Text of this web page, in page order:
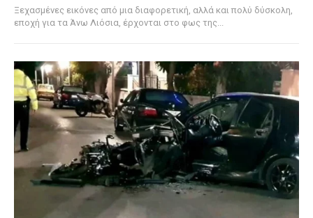
Ξεχασμένες εικόνες από μια διαφορετική, αλλά και πολύ δύσκολη,
εποχή για τα Άνω Λιόσια, έρχονται στο φως της...